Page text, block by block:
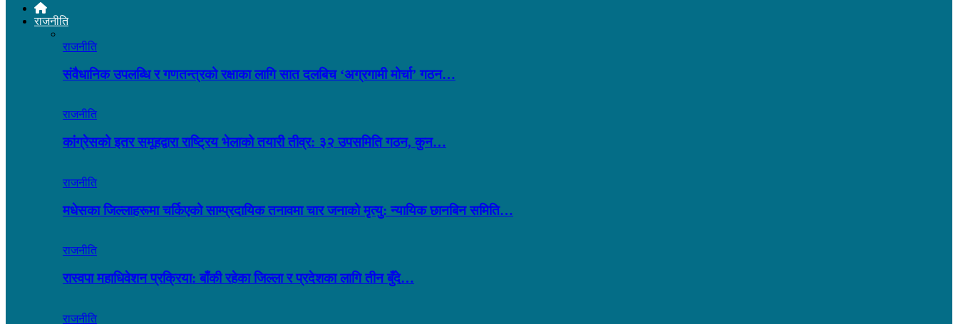
राजनीति
राजनीति
संवैधानिक उपलब्धि र गणतन्त्रको रक्षाका लागि सात दलबिच ‘अग्रगामी मोर्चा’ गठन…
राजनीति
कांग्रेसको इतर समूहद्वारा राष्ट्रिय भेलाको तयारी तीव्र: ३२ उपसमिति गठन, कुन…
राजनीति
मधेसका जिल्लाहरूमा चर्किएको साम्प्रदायिक तनावमा चार जनाको मृत्यु: न्यायिक छानबिन समिति…
राजनीति
रास्वपा महाधिवेशन प्रक्रिया: बाँकी रहेका जिल्ला र प्रदेशका लागि तीन बुँदे…
राजनीति